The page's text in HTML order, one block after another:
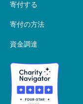
寄付する
寄付の方法
資金調達